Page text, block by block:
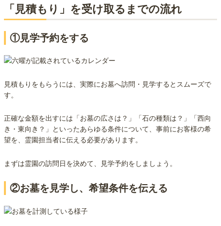
「見積もり」を受け取るまでの流れ
①見学予約をする
見積もりをもらうには、実際にお墓へ訪問・見学するとスムーズで
す。
正確な金額を出すには「お墓の広さは？」「石の種類は？」「西向
き・東向き？」といったあらゆる条件について、事前にお客様の希
望を、霊園担当者に伝える必要があります。
まずは霊園の訪問日を決めて、見学予約をしましょう。
②お墓を見学し、希望条件を伝える